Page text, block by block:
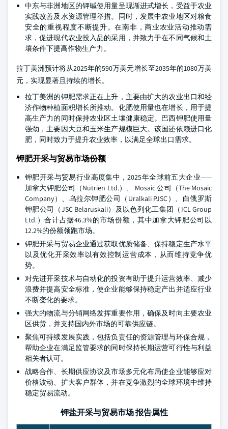
中东与非洲地区的钾碱使用量呈现渐进式增长，受益于农业
实践改善及水资源管理举措。同时，发展中农业地区对粮食
安全的重视程度不断提升。在南非，商业农业活动推动需
求，促进现代农业投入品的采用，并致力于在不同气候和土
壤条件下提高作物生产力。
拉丁美洲预计将从2025年的590万美元增长至2035年的1080万美
元，实现显著且持续的增长。
拉丁美洲的钾肥需求正在上升，主要由扩大的农业出口和经
济作物种植面积增长所推动。化肥使用量也在增长，用于提
高生产力的同时保持农业区土壤健康稳定。巴西钾肥使用量
强劲，主要因大豆和玉米生产规模巨大。该国还依赖进口化
肥，同时致力于提升农业效率，以满足全球出口需求。
钾肥开采与贸易市场份额
钾肥开采与贸易行业高度集中，2025年全球前五大企业——
加拿大钾肥公司（Nutrien Ltd.）、 Mosaic 公司（The Mosaic
Company）、乌拉尔钾肥公司（Uralkali PJSC）、白俄罗斯
钾肥公司（JSC Belaruskali）及以色列化工集团（ICL Group
Ltd.）合计占据46.3%的市场份额，其中加拿大钾肥公司以
12.2%的份额领跑市场。
钾肥开采与贸易企业通过获取优质储备、保持稳定生产水平
以及优化开采效率以有效控制运营成本，从而维持竞争优
势。
对先进开采技术与自动化的投资有助于提升运营效率、减少
浪费并提高安全标准，使企业能够保持稳定产出并适应行业
不断变化的要求。
强大的物流与分销网络发挥重要作用，确保及时向主要农业
区供货，并支持国内外市场的可靠供应链。
聚焦可持续发展实践，包括负责任的资源管理与环保合规，
帮助企业在满足监管要求的同时保持长期运营可行性与利益
相关者认可。
战略合作、长期供应协议及市场多元化布局使企业能够应对
价格波动、扩大客户群体，并在竞争激烈的全球环境中维持
稳定贸易流动。
钾盐开采与贸易市场 报告属性